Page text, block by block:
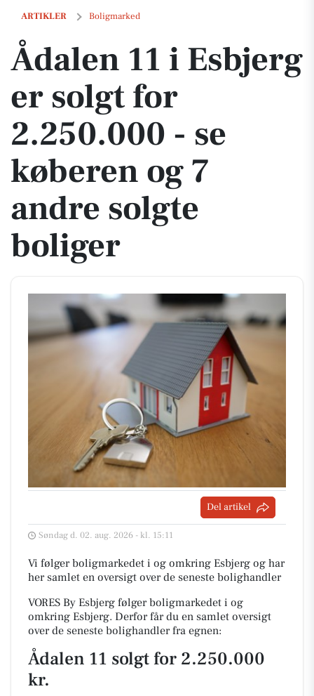
ARTIKLER Boligmarked
Ådalen 11 i Esbjerg er solgt for 2.250.000 - se køberen og 7 andre
Ådalen 11 i Esbjerg
er solgt for
2.250.000 - se
køberen og 7
andre solgte
boliger
Del artikel
Søndag d. 02. aug. 2026 - kl. 15:11
Vi følger boligmarkedet i og omkring Esbjerg og har
her samlet en oversigt over de seneste bolighandler
VORES By Esbjerg følger boligmarkedet i og
omkring Esbjerg. Derfor får du en samlet oversigt
over de seneste bolighandler fra egnen:
Ådalen 11 solgt for 2.250.000
kr.